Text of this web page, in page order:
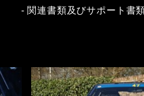
- 関連書類及びサポート書